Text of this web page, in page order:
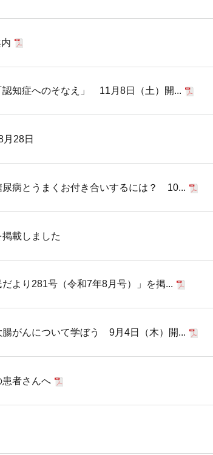
知症へのそなえ」 11月8日（土）開...
28日
病とうまくお付き合いするには？ 10...
載しました
より281号（令和7年8月号）」を掲...
がんについて学ぼう 9月4日（木）開...
者さんへ